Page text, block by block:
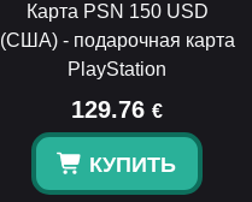
Карта PSN 150 USD
(США) - подарочная карта
PlayStation
129.76 €
КУПИТЬ